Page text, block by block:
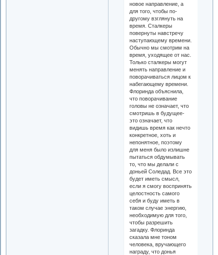
новое направление, а
для того, чтобы по-
другому взглянуть на
время. Сталкеры
повернуты навстречу
наступающему времени.
Обычно мы смотрим на
время, уходящее от нас.
Только сталкеры могут
менять направление и
поворачиваться лицом к
набегающему времени.
Флоринда объяснила,
что поворачивание
головы не означает, что
смотришь в будущее-
это означает, что
видишь время как нечто
конкретное, хоть и
непонятное, поэтому
для меня было излишне
пытаться обдумывать
то, что мы делали с
доньей Соледад. Все это
будет иметь смысл,
если я смогу воспринять
целостность самого
себя и буду иметь в
таком случае энергию,
необходимую для того,
чтобы разрешить
загадку. Флоринда
сказала мне тоном
человека, вручающего
награду, что донья